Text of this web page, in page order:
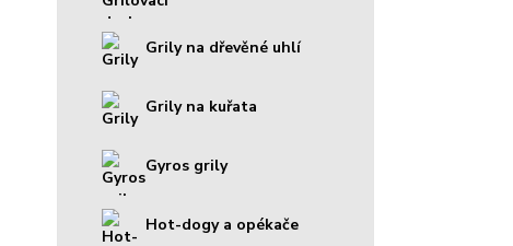
Grily na dřevěné uhlí
Grily na kuřata
Gyros grily
Hot-dogy a opékače